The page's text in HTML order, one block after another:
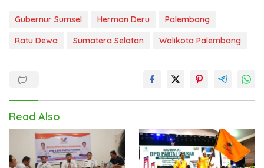
Gubernur Sumsel Herman Deru
Palembang
Ratu Dewa
Sumatera Selatan Walikota Palembang
Read Also